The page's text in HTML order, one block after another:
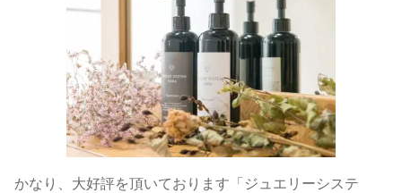
かなり、大好評を頂いております「ジュエリーシステ